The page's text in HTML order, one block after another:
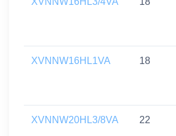
XVNNW16HL1VA 18
XVNNW20HL3/8VA 22